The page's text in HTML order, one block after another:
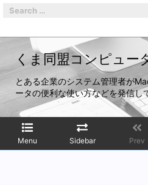
くま同盟コンピュー
とある企業のシステム管理者が
ータの便利な使い方などを発信し
Menu Sidebar Prev